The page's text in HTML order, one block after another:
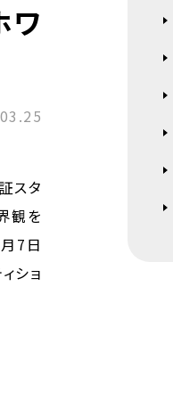
ワ
スタ
観を
7日
ショ